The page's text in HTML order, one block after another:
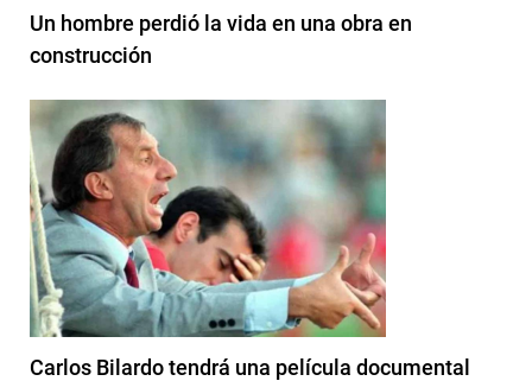
Un hombre perdió la vida en una obra en
construcción
Carlos Bilardo tendrá una película documental